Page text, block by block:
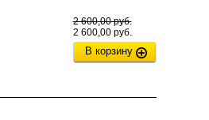
2 600,00 руб.
2 600,00 руб.
В корзину